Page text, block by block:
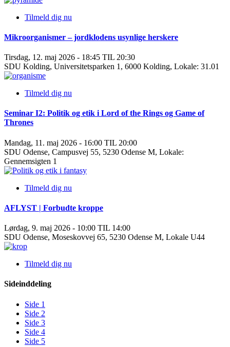
Tilmeld dig nu
Mikroorganismer – jordklodens usynlige herskere
Tirsdag, 12. maj 2026 - 18:45 TIL 20:30
SDU Kolding, Universitetsparken 1, 6000 Kolding, Lokale: 31.01
Tilmeld dig nu
Seminar I2: Politik og etik i Lord of the Rings og Game of
Thrones
Mandag, 11. maj 2026 - 16:00 TIL 20:00
SDU Odense, Campusvej 55, 5230 Odense M, Lokale:
Gennemsigten 1
Tilmeld dig nu
AFLYST | Forbudte kroppe
Lørdag, 9. maj 2026 - 10:00 TIL 14:00
SDU Odense, Moseskovvej 65, 5230 Odense M, Lokale U44
Tilmeld dig nu
Sideinddeling
Side 1
Side 2
Side 3
Side 4
Side 5